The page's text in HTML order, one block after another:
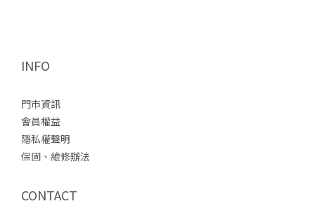
INFO
門市資訊
會員權益
隱私權聲明
保固、維修辦法
CONTACT